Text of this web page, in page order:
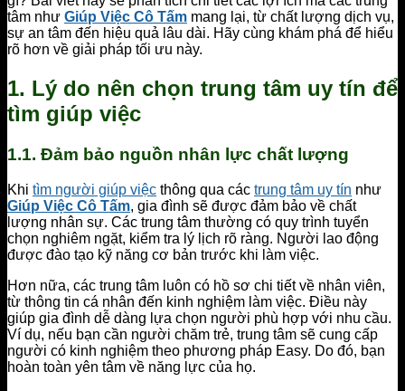
tâm như Giúp Việc Cô Tấm mang lại, từ chất lượng dịch vụ,
sự an tâm đến hiệu quả lâu dài. Hãy cùng khám phá để hiểu
rõ hơn về giải pháp tối ưu này.
1. Lý do nên chọn trung tâm uy tín để
tìm giúp việc
1.1. Đảm bảo nguồn nhân lực chất lượng
Khi tìm người giúp việc thông qua các trung tâm uy tín như
Giúp Việc Cô Tấm, gia đình sẽ được đảm bảo về chất
lượng nhân sự. Các trung tâm thường có quy trình tuyển
chọn nghiêm ngặt, kiểm tra lý lịch rõ ràng. Người lao động
được đào tạo kỹ năng cơ bản trước khi làm việc.
Hơn nữa, các trung tâm luôn có hồ sơ chi tiết về nhân viên,
từ thông tin cá nhân đến kinh nghiệm làm việc. Điều này
giúp gia đình dễ dàng lựa chọn người phù hợp với nhu cầu.
Ví dụ, nếu bạn cần người chăm trẻ, trung tâm sẽ cung cấp
người có kinh nghiệm theo phương pháp Easy. Do đó, bạn
hoàn toàn yên tâm về năng lực của họ.